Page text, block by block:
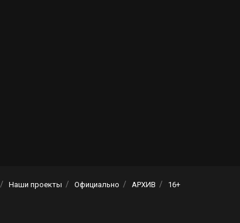
Наши проекты Официально АРХИВ 16+